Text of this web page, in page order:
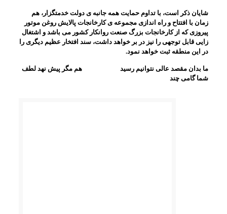
شايان ذکر است، با تداوم حمايت همه جانبه ی دولت خدمتگزار، هم
زمان با افتتاح و راه اندازی مجموعه ی کارخانجات پالايش روغن موتور
پيروزی که از کارخانجات بزرگ صنعت روانکار کشور می باشد و اشتغال
زايی قابل توجهی را نيز در بر خواهد داشت، سند افتخار عظيم ديگری را
در اين منطقه ثبت خواهد نمود.
ما بدان مقصد عالی نتوانيم رسيد هم مگر پيش نهد لطف
شما گامی چند